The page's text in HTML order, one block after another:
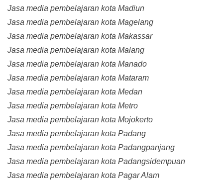
Jasa media pembelajaran kota Madiun
Jasa media pembelajaran kota Magelang
Jasa media pembelajaran kota Makassar
Jasa media pembelajaran kota Malang
Jasa media pembelajaran kota Manado
Jasa media pembelajaran kota Mataram
Jasa media pembelajaran kota Medan
Jasa media pembelajaran kota Metro
Jasa media pembelajaran kota Mojokerto
Jasa media pembelajaran kota Padang
Jasa media pembelajaran kota Padangpanjang
Jasa media pembelajaran kota Padangsidempuan
Jasa media pembelajaran kota Pagar Alam